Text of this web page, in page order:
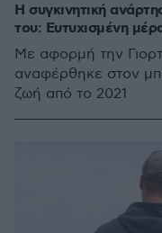
Η συγκινητική
του: Ευτυχισμένη
Με αφορμή την
αναφέρθηκε στον
ζωή από το 2021